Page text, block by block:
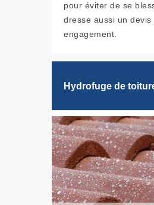
pour éviter de se
dresse aussi un
engagement.
Hydrofuge de